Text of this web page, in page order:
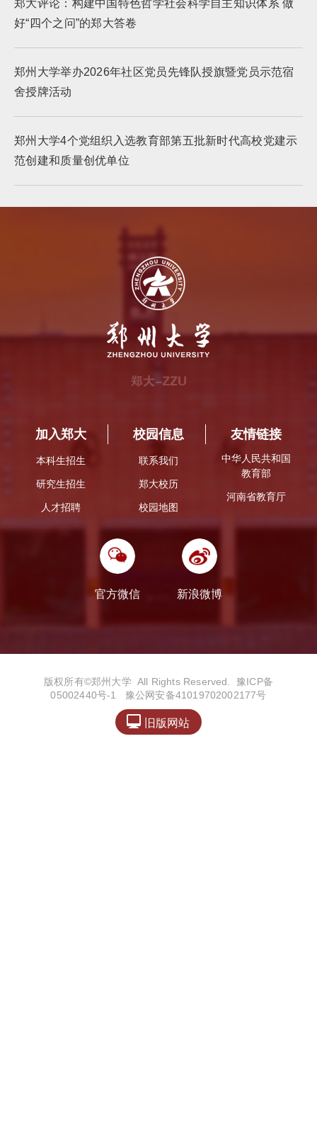
郑大评论：构建中国特色哲学社会科学自主知识体系 做
好“四个之问”的郑大答卷
郑州大学举办2026年社区党员先锋队授旗暨党员示范宿
舍授牌活动
郑州大学4个党组织入选教育部第五批新时代高校党建示
范创建和质量创优单位
加入郑大
本科生招生
研究生招生
人才招聘
校园信息
联系我们
郑大校历
校园地图
友情链接
中华人民共和国
教育部
河南省教育厅
官方微信 新浪微博
版权所有©️郑州大学 All Rights Reserved.豫ICP备
05002440号-1
豫公网安备41019702002177号
 旧版网站